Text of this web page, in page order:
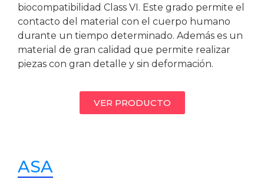
biocompatibilidad Class VI. Este grado permite el
contacto del material con el cuerpo humano
durante un tiempo determinado. Además es un
material de gran calidad que permite realizar
piezas con gran detalle y sin deformación.
VER PRODUCTO
ASA